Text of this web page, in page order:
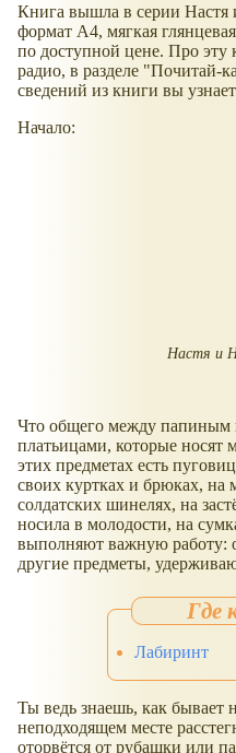
Книга вышла в серии Настя
формат А4, мягкая
по доступной цене. Про эту
радио, в разделе "Почитай-
сведений из книги вы
Начало:
Настя и
Что общего между папиным
платьицами, которые носят
этих предметах есть
своих куртках и брюках, на
солдатских шинелях, на
носила в молодости, на
выполняют важную работу:
другие предметы,
Лабиринт
Ты ведь знаешь, как бывает
неподходящем месте
оторвётся от рубашки или